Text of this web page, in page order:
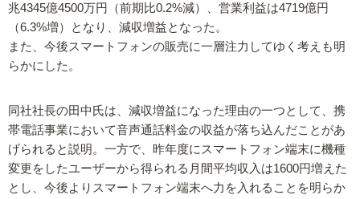
兆4345億4500万円（前期比0.2%減）、営業利益は4719億円
（6.3%増）となり、減収増益となった。
また、今後スマートフォンの販売に一層注力してゆく考えも明
らかにした。
同社社長の田中氏は、減収増益になった理由の一つとして、携
帯電話事業において音声通話料金の収益が落ち込んだことがあ
げられると説明。一方で、昨年度にスマートフォン端末に機種
変更をしたユーザーから得られる月間平均収入は1600円増えた
とし、今後よりスマートフォン端末へ力を入れることを明らか